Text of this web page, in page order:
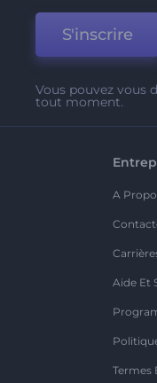
S'inscrire
Vous pouvez vous
tout moment.
A
Aide Et
Termes